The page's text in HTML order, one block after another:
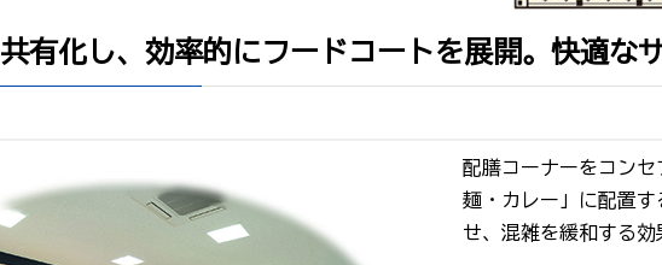
有化し、効率的にフードコートを展開。快適な
配膳コーナーをコン
麺・カレー」に配置
せ、混雑を緩和する効